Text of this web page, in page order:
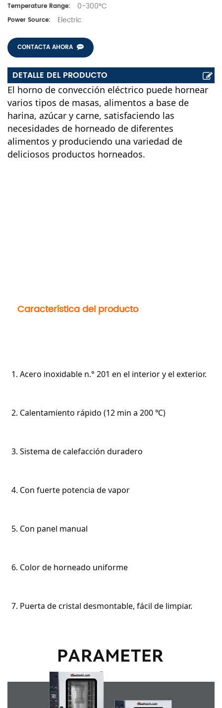
Temperature Range: 0-300°C
Power Source: Electric
CONTACTA AHORA
DETALLE DEL PRODUCTO
El horno de convección eléctrico puede hornear
varios tipos de masas, alimentos a base de
harina, azúcar y carne, satisfaciendo las
necesidades de horneado de diferentes
alimentos y produciendo una variedad de
deliciosos productos horneados.